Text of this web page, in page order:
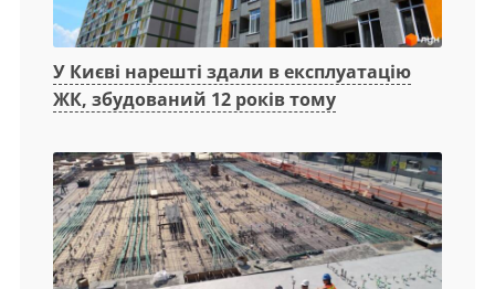
У Києві нарешті здали в експлуатацію
ЖК, збудований 12 років тому